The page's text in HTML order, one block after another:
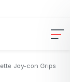
Joy-con Grips